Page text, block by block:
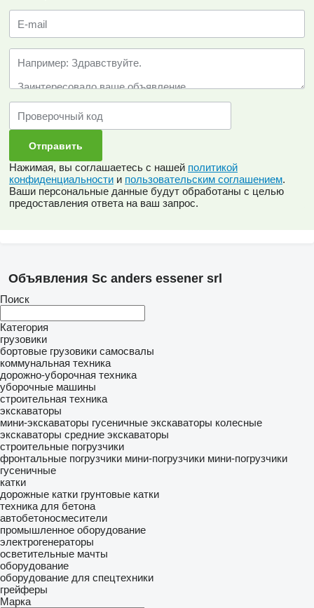
Нажимая, вы соглашаетесь с нашей политикой
конфиденциальности и пользовательским соглашением.
Ваши персональные данные будут обработаны с целью
предоставления ответа на ваш запрос.
Объявления Sc anders essener srl
Поиск
Категория
грузовики
бортовые грузовики самосвалы
коммунальная техника
дорожно-уборочная техника
уборочные машины
строительная техника
экскаваторы
мини-экскаваторы гусеничные экскаваторы колесные
экскаваторы средние экскаваторы
строительные погрузчики
фронтальные погрузчики мини-погрузчики мини-погрузчики
гусеничные
катки
дорожные катки грунтовые катки
техника для бетона
автобетоносмесители
промышленное оборудование
электрогенераторы
осветительные мачты
оборудование
оборудование для спецтехники
грейферы
Марка